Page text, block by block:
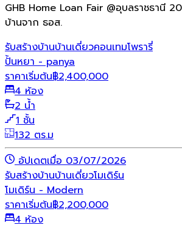
GHB Home Loan Fair @อุบลราชธานี
บ้านจาก ธอส.
รับสร้างบ้านบ้านเดี่ยวคอนเทมโพรารี่
ปั้นหยา - panya
ราคาเริ่มต้น฿2,400,000
4 ห้อง
2 น้ำ
1 ชั้น
132 ตร.ม
อัปเดตเมื่อ 03/07/2026
รับสร้างบ้านบ้านเดี่ยวโมเดิร์น
โมเดิร์น - Modern
ราคาเริ่มต้น฿2,200,000
4 ห้อง